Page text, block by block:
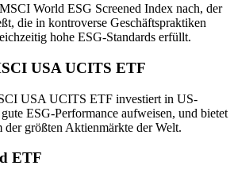
World ESG Screened Index nach, der
die in kontroverse Geschäftspraktiken
hohe ESG-Standards erfüllt.
USA UCITS ETF
USA UCITS ETF investiert in US-
ESG-Performance aufweisen, und bietet
der größten Aktienmärkte der Welt.
ETF